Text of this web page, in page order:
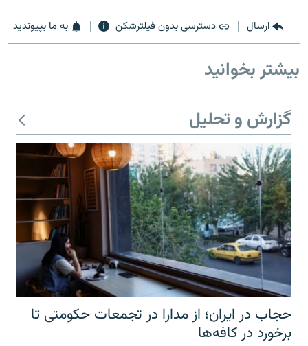
ارسال دسترسی بدون فیلترشکن به ما بپیوندید
بیشتر بخوانید
گزارش و تحلیل
حجاب در ایران؛ از مدارا در تجمعات حکومتی تا
برخورد در کافه‌ها